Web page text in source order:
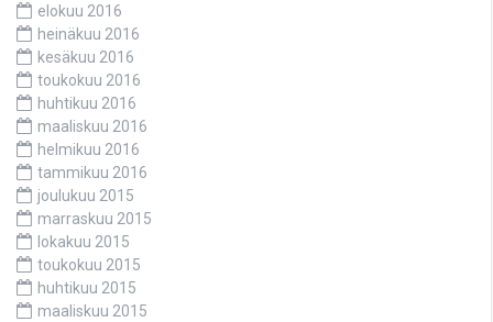
elokuu 2016
heinäkuu 2016
kesäkuu 2016
toukokuu 2016
huhtikuu 2016
maaliskuu 2016
helmikuu 2016
tammikuu 2016
joulukuu 2015
marraskuu 2015
lokakuu 2015
toukokuu 2015
huhtikuu 2015
maaliskuu 2015